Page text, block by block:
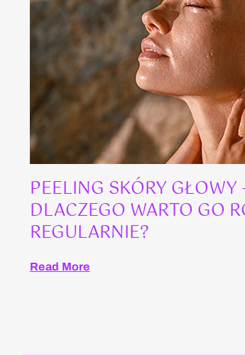
PEELING SKÓRY GŁOWY
DLACZEGO WARTO GO
REGULARNIE?
Read More